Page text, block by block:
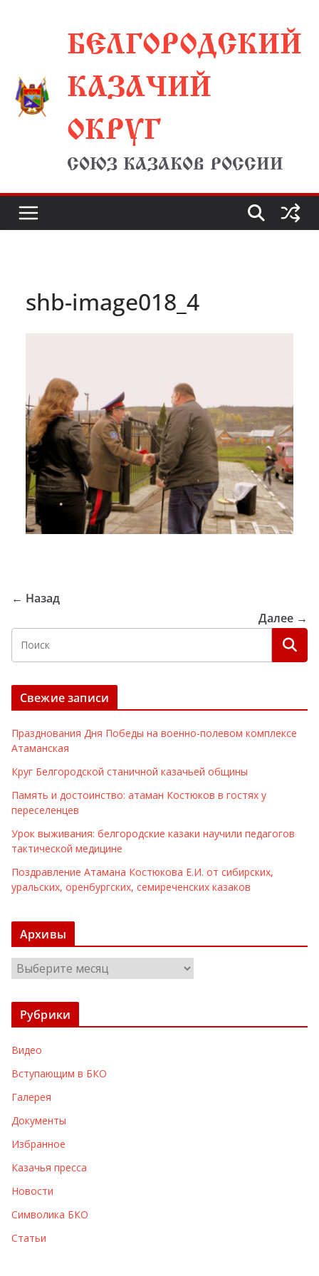
содержимомуБЕЛГОРОДСКИЙ
КАЗАЧИЙ
ОКРУГ
СОЮЗ КАЗАКОВ РОССИИ
shb-image018_4
← Назад
Далее →
Свежие записи
Празднования Дня Победы на военно-полевом комплексе
Атаманская
Круг Белгородской станичной казачьей общины
Память и достоинство: атаман Костюков в гостях у
переселенцев
Урок выживания: белгородские казаки научили педагогов
тактической медицине
Поздравление Атамана Костюкова Е.И. от сибирских,
уральских, оренбургских, семиреченских казаков
Архивы
р
х
ы
Рубрики
Видео
Вступающим в БКО
Галерея
Документы
Избранное
Казачья пресса
Новости
Символика БКО
Статьи